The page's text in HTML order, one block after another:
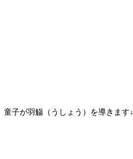
童子が羽觴（うしょう）を導きます↓